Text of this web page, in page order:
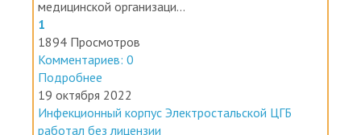
1
1894 Просмотров
Комментариев: 0
Подробнее
19 октября 2022
Инфекционный корпус Электростальской ЦГБ
работал без лицензии
Информация